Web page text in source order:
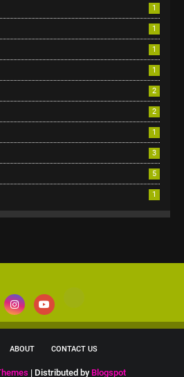
1
1
1
1
2
2
1
3
5
1
ABOUT CONTACT US
| Distributed by Blogspot